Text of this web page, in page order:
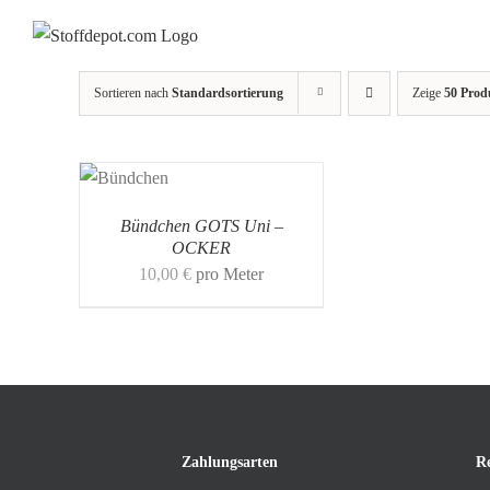
Sortieren nach Standardsortierung Zeige 50
CART
Bündchen GOTS Uni –
OCKER
10,00 € pro Meter
Zahlungsarten